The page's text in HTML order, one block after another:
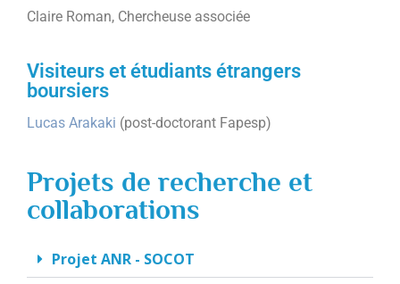
Claire Roman, Chercheuse associée
Visiteurs et étudiants étrangers
boursiers
Lucas Arakaki (post-doctorant Fapesp)
Projets de recherche et
collaborations
Projet ANR - SOCOT​